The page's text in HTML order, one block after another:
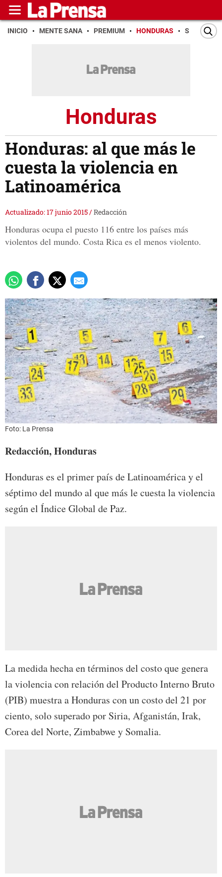
INICIO MENTE SANA PREMIUM HONDURAS SAN PEDRO
Honduras
Honduras: al que más le
cuesta la violencia en
Latinoamérica
Actualizado: 17 junio 2015/Redacción
Honduras ocupa el puesto 116 entre los países más
violentos del mundo. Costa Rica es el menos violento.
Foto: La Prensa
Redacción, Honduras
Honduras es el primer país de Latinoamérica y el
séptimo del mundo al que más le cuesta la violencia
según el Índice Global de Paz.
La medida hecha en términos del costo que genera
la violencia con relación del Producto Interno Bruto
(PIB) muestra a Honduras con un costo del 21 por
ciento, solo superado por Siria, Afganistán, Irak,
Corea del Norte, Zimbabwe y Somalia.